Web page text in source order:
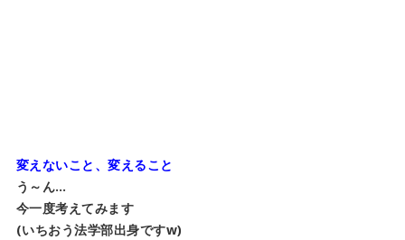
変えないこと、変えること
う～ん…
今一度考えてみます
(いちおう法学部出身ですw)